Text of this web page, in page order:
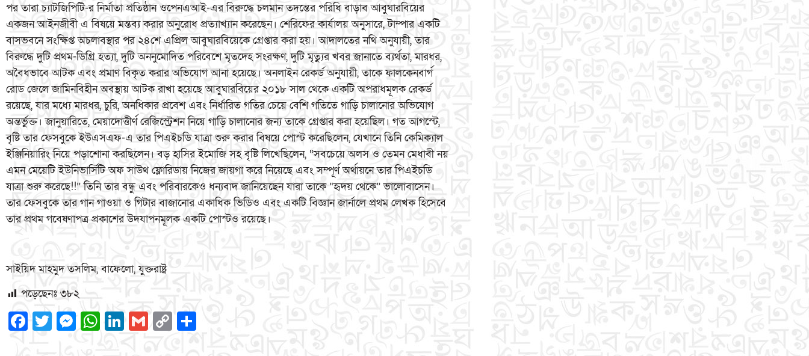
পর তারা চ্যাটজিপিটি-র নির্মাতা প্রতিষ্ঠান ওপেনএআই-এর বিরুদ্ধে চলমান তদন্তের পরিধি বাড়াব আবুঘারবিয়ের
একজন আইনজীবী এ বিষয়ে মন্তব্য করার অনুরোধ প্রত্যাখ্যান করেছেন। শেরিফের কার্যালয় অনুসারে, টাম্পার একটি
বাসভবনে সংক্ষিপ্ত অচলাবস্থার পর ২৪শে এপ্রিল আবুঘারবিয়েকে গ্রেপ্তার করা হয়। আদালতের নথি অনুযায়ী, তার
বিরুদ্ধে দুটি প্রথম-ডিগ্রি হত্যা, দুটি অননুমোদিত পরিবেশে মৃতদেহ সংরক্ষণ, দুটি মৃত্যুর খবর জানাতে ব্যর্থতা, মারধর,
অবৈধভাবে আটক এবং প্রমাণ বিকৃত করার অভিযোগ আনা হয়েছে। অনলাইন রেকর্ড অনুযায়ী, তাকে ফালকেনবার্গ
রোড জেলে জামিনবিহীন অবস্থায় আটক রাখা হয়েছে আবুঘারবিয়ের ২০১৮ সাল থেকে একটি অপরাধমূলক রেকর্ড
রয়েছে, যার মধ্যে মারধর, চুরি, অনধিকার প্রবেশ এবং নির্ধারিত গতির চেয়ে বেশি গতিতে গাড়ি চালানোর অভিযোগ
অন্তর্ভুক্ত। জানুয়ারিতে, মেয়াদোত্তীর্ণ রেজিস্ট্রেশন নিয়ে গাড়ি চালানোর জন্য তাকে গ্রেপ্তার করা হয়েছিল। গত আগস্টে,
বৃষ্টি তার ফেসবুকে ইউএসএফ-এ তার পিএইচডি যাত্রা শুরু করার বিষয়ে পোস্ট করেছিলেন, যেখানে তিনি কেমিক্যাল
ইঞ্জিনিয়ারিং নিয়ে পড়াশোনা করছিলেন। বড় হাসির ইমোজি সহ বৃষ্টি লিখেছিলেন, “সবচেয়ে অলস ও তেমন মেধাবী নয়
এমন মেয়েটি ইউনিভার্সিটি অফ সাউথ ফ্লোরিডায় নিজের জায়গা করে নিয়েছে এবং সম্পূর্ণ অর্থায়নে তার পিএইচডি
যাত্রা শুরু করেছে!!” তিনি তার বন্ধু এবং পরিবারকেও ধন্যবাদ জানিয়েছেন যারা তাকে “হৃদয় থেকে” ভালোবাসেন।
তার ফেসবুকে তার গান গাওয়া ও গিটার বাজানোর একাধিক ভিডিও এবং একটি বিজ্ঞান জার্নালে প্রথম লেখক হিসেবে
তার প্রথম গবেষণাপত্র প্রকাশের উদযাপনমূলক একটি পোস্টও রয়েছে।
সাইয়িদ মাহমুদ তসলিম, বাফেলো, যুক্তরাষ্ট্র
পড়েছেনঃ ৩৮২
Facebook
Twitter
Messenger
WhatsApp
LinkedIn
Gmail
Copy
Link
Share